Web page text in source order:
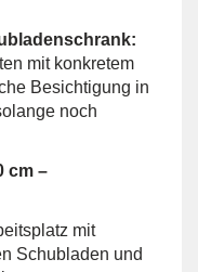
mit konkretem
Besichtigung in
noch
cm –
mit
Schubladen und